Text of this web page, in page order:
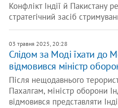
Конфлікт Індії й Пакистану
стратегічний засіб
03 травня 2025, 20:28
Слідом за Моді їхати до
відмовився міністр
Після нещодавнього
Пахалгам, міністр оборони
відмовився представляти